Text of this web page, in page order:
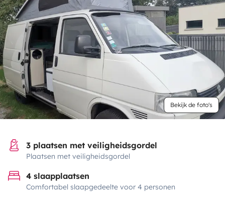
Bekijk de foto's
3 plaatsen met veiligheidsgordel
Plaatsen met veiligheidsgordel
4 slaapplaatsen
Comfortabel slaapgedeelte voor 4 personen